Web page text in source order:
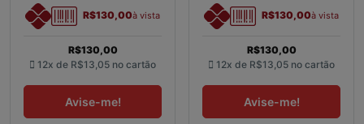
R$130,00à vista
R$130,00
12x de R$13,05 no cartão
Avise-me!
R$130,00à vista
R$130,00
12x de R$13,05 no cartão
Avise-me!